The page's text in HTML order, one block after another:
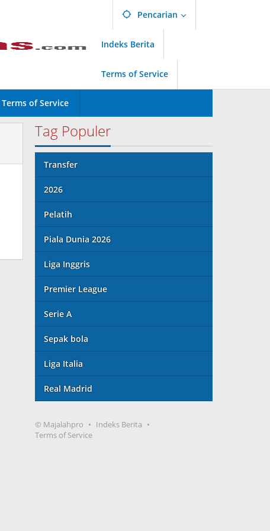
Pencarian
Indeks Berita
Terms of Service
Terms of Service
Tag Populer
Transfer
2026
Pelatih
Piala Dunia 2026
Liga Inggris
Premier League
Serie A
Sepak bola
Liga Italia
Real Madrid
© Majalahpro
Indeks Berita
Terms of Service